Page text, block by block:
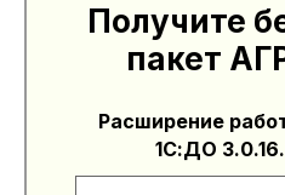
Получите
пакет
Расширение
1С:ДО